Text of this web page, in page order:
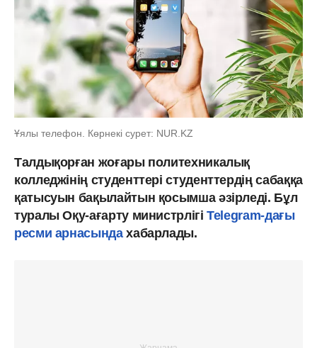
Ұялы телефон. Көрнекі сурет: NUR.KZ
Талдықорған жоғары политехникалық
колледжінің студенттері студенттердің сабаққа
қатысуын бақылайтын қосымша әзірледі. Бұл
туралы Оқу-ағарту министрлігіTelegram-дағы
ресми арнасындахабарлады.